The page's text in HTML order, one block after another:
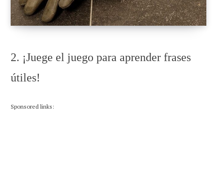
2. ¡Juege el juego para aprender frases
útiles!
Sponsored links: